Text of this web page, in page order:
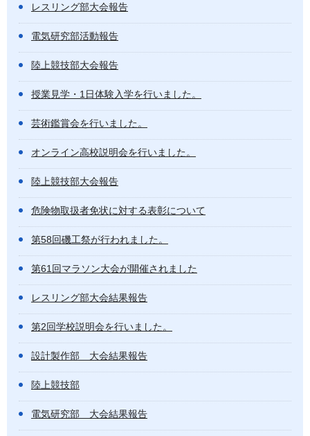
レスリング部大会報告
電気研究部活動報告
陸上競技部大会報告
授業見学・1日体験入学を行いました。
芸術鑑賞会を行いました。
オンライン高校説明会を行いました。
陸上競技部大会報告
危険物取扱者免状に対する表彰について
第58回磯工祭が行われました。
第61回マラソン大会が開催されました
レスリング部大会結果報告
第2回学校説明会を行いました。
設計製作部 大会結果報告
陸上競技部
電気研究部 大会結果報告